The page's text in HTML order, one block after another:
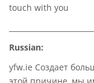
touch with you
Russian:
yfw.ie Создает